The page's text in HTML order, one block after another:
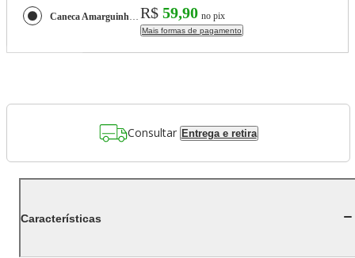
Caneca Amarguinhos No Começo Tava Ruim R$ 59,90 no pix
Mais formas de pagamento
Consultar Entrega e retira
Características